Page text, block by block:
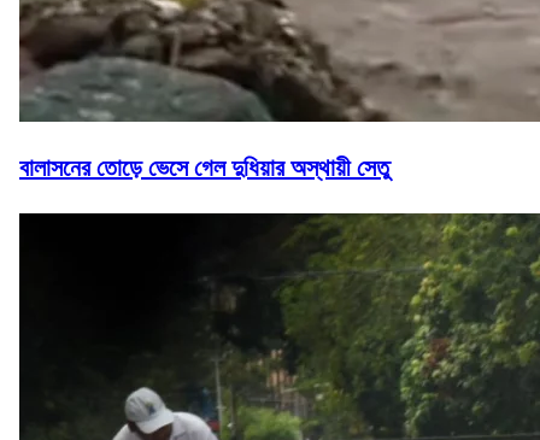
বালাসনের তোড়ে ভেসে গেল দুধিয়ার অস্থায়ী সেতু